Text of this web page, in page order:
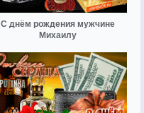
С днём рождения мужчине
Михаилу